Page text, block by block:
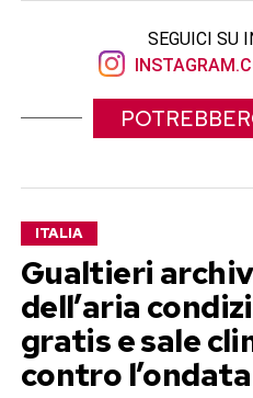
SEGUICI SU
ITALIA
Gualtieri
dell’aria
gratis e sale
contro